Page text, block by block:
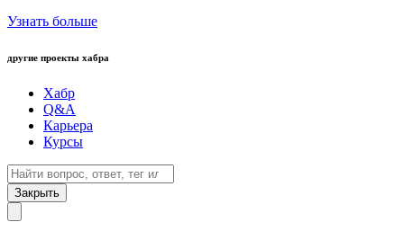
Узнать больше
другие проекты хабра
Хабр
Q&A
Карьера
Курсы
Закрыть